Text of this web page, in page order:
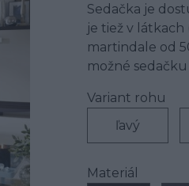
Sedačka je
je tiež v
martindale od
možné
Variant rohu
ľavý
Materiál